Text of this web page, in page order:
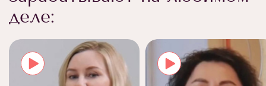
деле: